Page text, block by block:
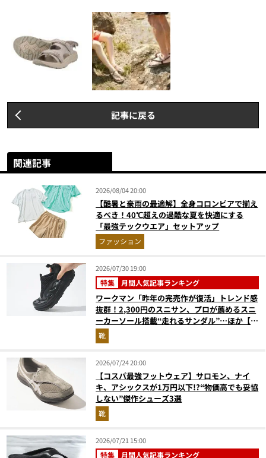
記事に戻る
関連記事
2026/08/04 20:00
【酷暑と豪雨の最適解】全身コロンビアで揃え
るべき！40℃超えの過酷な夏を快適にする
「最強テックウエア」セットアップ
ファッション
2026/07/30 19:00
特集 月間人気記事ランキング
ワークマン「昨年の完売作が復活」トレンド感
抜群！2,300円のスニサン、プロが薦めるスニ
ーカーソール搭載“走れるサンダル”…ほか【夏
シューズの人気記事ランキングベスト3】
（2026年6月版）
靴
2026/07/24 20:00
【コスパ最強フットウェア】サロモン、ナイ
キ、アシックスが1万円以下!?“物価高でも妥協
しない”傑作シューズ3選
靴
2026/07/21 15:00
特集 月間人気記事ランキング